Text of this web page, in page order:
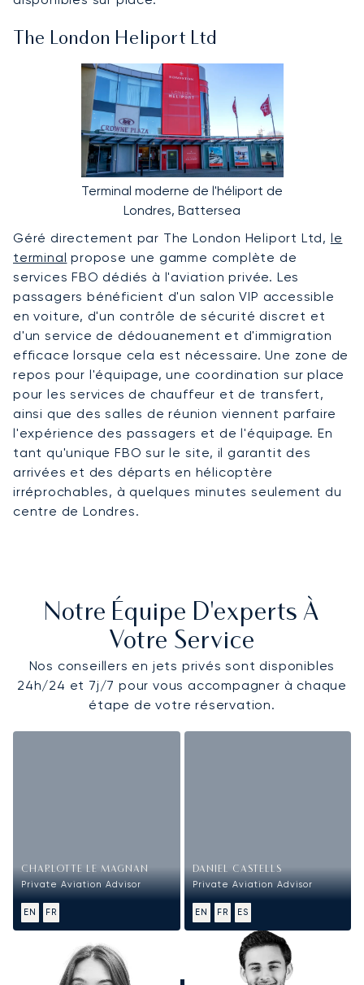
The London Heliport Ltd
Terminal moderne de l'héliport de
Londres, Battersea
Géré directement par The London Heliport Ltd, le
terminal propose une gamme complète de
services FBO dédiés à l'aviation privée. Les
passagers bénéficient d'un salon VIP accessible
en voiture, d'un contrôle de sécurité discret et
d'un service de dédouanement et d'immigration
efficace lorsque cela est nécessaire. Une zone de
repos pour l'équipage, une coordination sur place
pour les services de chauffeur et de transfert,
ainsi que des salles de réunion viennent parfaire
l'expérience des passagers et de l'équipage. En
tant qu'unique FBO sur le site, il garantit des
arrivées et des départs en hélicoptère
irréprochables, à quelques minutes seulement du
centre de Londres.
Notre Équipe D'experts À
Votre Service
Nos conseillers en jets privés sont disponibles
24h/24 et 7j/7 pour vous accompagner à chaque
étape de votre réservation.
CHARLOTTE LE MAGNAN
Private Aviation Advisor
EN FR
DANIEL CASTELLS
Private Aviation Advisor
EN FR ES